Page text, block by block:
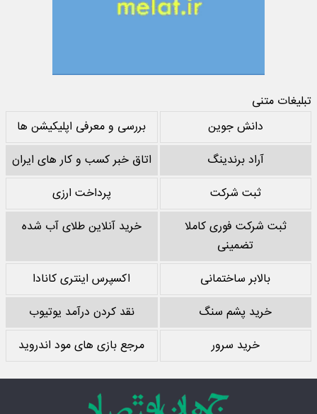
تبلیغات متنی
دانش جوین
بررسی و معرفی اپلیکیشن ها
آراد برندینگ
اتاق خبر کسب و کار های ایران
ثبت شرکت
پرداخت ارزی
ثبت شرکت فوری کاملا
تضمینی
خرید آنلاین طلای آب شده
بالابر ساختمانی
اکسپرس اینتری کانادا
خرید پشم سنگ
نقد کردن درآمد یوتیوب
خرید سرور
مرجع بازی های مود اندروید